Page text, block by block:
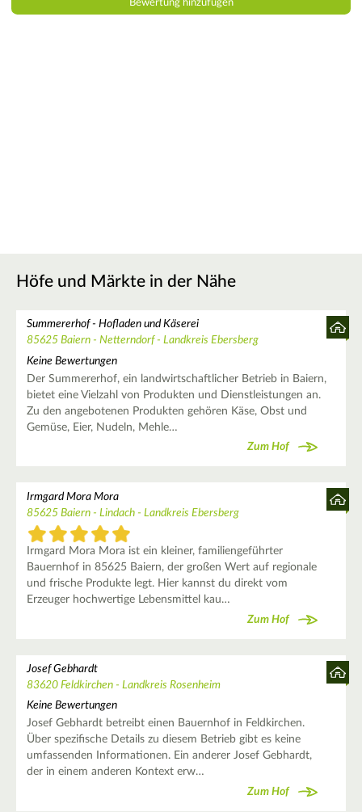
Höfe und Märkte in der Nähe
Summererhof - Hofladen und Käserei
85625 Baiern - Netterndorf - Landkreis Ebersberg
Keine Bewertungen
Der Summererhof, ein landwirtschaftlicher Betrieb in Baiern,
bietet eine Vielzahl von Produkten und Dienstleistungen an.
Zu den angebotenen Produkten gehören Käse, Obst und
Gemüse, Eier, Nudeln, Mehle…
Zum Hof
Irmgard Mora Mora
85625 Baiern - Lindach - Landkreis Ebersberg
Irmgard Mora Mora ist ein kleiner, familiengeführter
Bauernhof in 85625 Baiern, der großen Wert auf regionale
und frische Produkte legt. Hier kannst du direkt vom
Erzeuger hochwertige Lebensmittel kau…
Zum Hof
Josef Gebhardt
83620 Feldkirchen - Landkreis Rosenheim
Keine Bewertungen
Josef Gebhardt betreibt einen Bauernhof in Feldkirchen.
Über spezifische Details zu diesem Betrieb gibt es keine
umfassenden Informationen. Ein anderer Josef Gebhardt,
der in einem anderen Kontext erw…
Zum Hof